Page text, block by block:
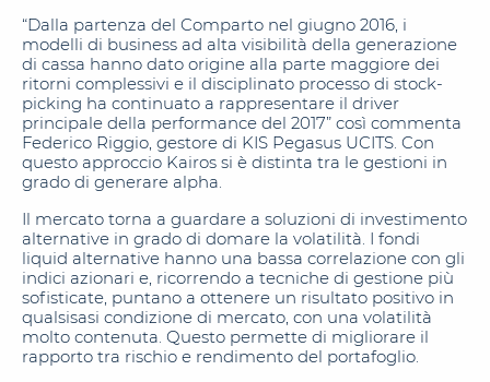
“Dalla partenza del Comparto nel giugno 2016, i
modelli di business ad alta visibilità della generazione
di cassa hanno dato origine alla parte maggiore dei
ritorni complessivi e il disciplinato processo di stock-
picking ha continuato a rappresentare il driver
principale della performance del 2017” così commenta
Federico Riggio, gestore di KIS Pegasus UCITS. Con
questo approccio Kairos si è distinta tra le gestioni in
grado di generare alpha.
Il mercato torna a guardare a soluzioni di investimento
alternative in grado di domare la volatilità. I fondi
liquid alternative hanno una bassa correlazione con gli
indici azionari e, ricorrendo a tecniche di gestione più
sofisticate, puntano a ottenere un risultato positivo in
qualsisasi condizione di mercato, con una volatilità
molto contenuta. Questo permette di migliorare il
rapporto tra rischio e rendimento del portafoglio.